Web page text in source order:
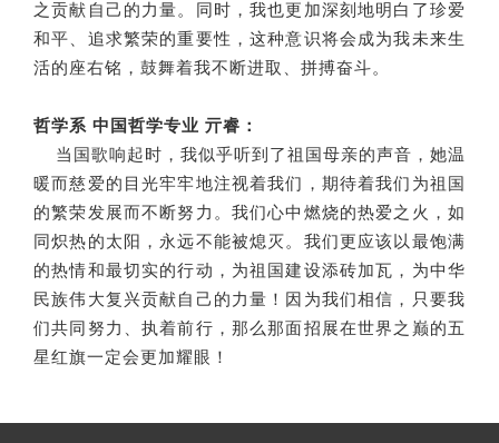
之贡献自己的力量。同时，我也更加深刻地明白了珍爱
和平、追求繁荣的重要性，这种意识将会成为我未来生
活的座右铭，鼓舞着我不断进取、拼搏奋斗。
哲学系 中国哲学专业 亓睿：
当国歌响起时，我似乎听到了祖国母亲的声音，她温
暖而慈爱的目光牢牢地注视着我们，期待着我们为祖国
的繁荣发展而不断努力。我们心中燃烧的热爱之火，如
同炽热的太阳，永远不能被熄灭。我们更应该以最饱满
的热情和最切实的行动，为祖国建设添砖加瓦，为中华
民族伟大复兴贡献自己的力量！因为我们相信，只要我
们共同努力、执着前行，那么那面招展在世界之巅的五
星红旗一定会更加耀眼！